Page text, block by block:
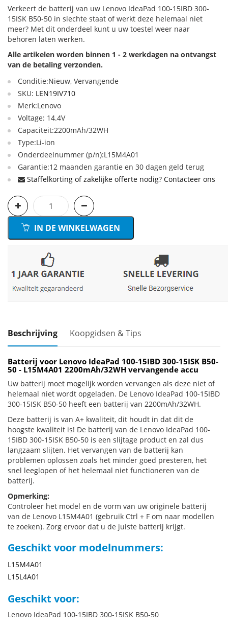
Verkeert de batterij van uw Lenovo IdeaPad 100-15IBD 300-
15ISK B50-50 in slechte staat of werkt deze helemaal niet
meer? Met dit onderdeel kunt u uw toestel weer naar
behoren laten werken.
Alle artikelen worden binnen 1 - 2 werkdagen na ontvangst
van de betaling verzonden.
Conditie:Nieuw, Vervangende
SKU: LEN19IV710
Merk:Lenovo
Voltage: 14.4V
Capaciteit:2200mAh/32WH
Type:Li-ion
Onderdeelnummer (p/n):L15M4A01
Garantie:12 maanden garantie en 30 dagen geld terug
Staffelkorting of zakelijke offerte nodig? Contacteer ons
IN DE WINKELWAGEN
Beschrijving Koopgidsen & Tips
Batterij voor Lenovo IdeaPad 100-15IBD 300-15ISK B50-
50 - L15M4A01 2200mAh/32WH vervangende accu
Uw batterij moet mogelijk worden vervangen als deze niet of
helemaal niet wordt opgeladen. De Lenovo IdeaPad 100-15IBD
300-15ISK B50-50 heeft een batterij van 2200mAh/32WH.
Deze batterij is van A+ kwaliteit, dit houdt in dat dit de
hoogste kwaliteit is! De batterij van de Lenovo IdeaPad 100-
15IBD 300-15ISK B50-50 is een slijtage product en zal dus
langzaam slijten. Het vervangen van de batterij kan
problemen oplossen zoals het minder goed presteren, het
snel leeglopen of het helemaal niet functioneren van de
batterij.
Opmerking:
Controleer het model en de vorm van uw originele batterij
van de Lenovo L15M4A01 (gebruik Ctrl + F om naar modellen
te zoeken). Zorg ervoor dat u de juiste batterij krijgt.
Geschikt voor modelnummers:
L15M4A01
L15L4A01
Geschikt voor:
Lenovo IdeaPad 100-15IBD 300-15ISK B50-50